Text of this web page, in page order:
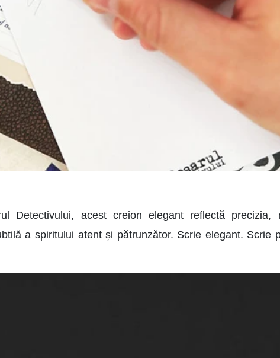
Detectivului, acest creion elegant reflectă precizia,
a spiritului atent și pătrunzător. Scrie elegant. Scrie